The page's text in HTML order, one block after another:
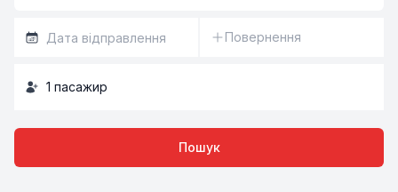
Повернення
1 пасажир
Пошук